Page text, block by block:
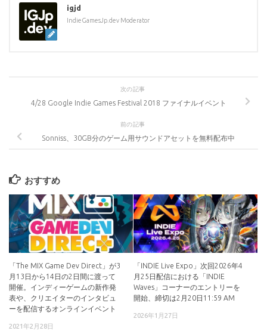
igjd
IndieGamesJp.dev Moderator
次の記事
4/28 Google Indie Games Festival 2018 ファイナルイベント
前の記事
Sonniss、30GB分のゲーム用サウンドアセットを無料配布中
おすすめ
「The MIX Game Dev Direct」が3
月13日から14日の2日間に渡って
開催。インディーゲームの新作発
表や、クリエイターのインタビュ
ーを配信するオンラインイベント
2021年2月28日
「INDIE Live Expo」次回2026年4
月25日配信における「INDIE
Waves」コーナーのエントリーを
開始、締切は2月20日11:59 AM
2026年1月27日